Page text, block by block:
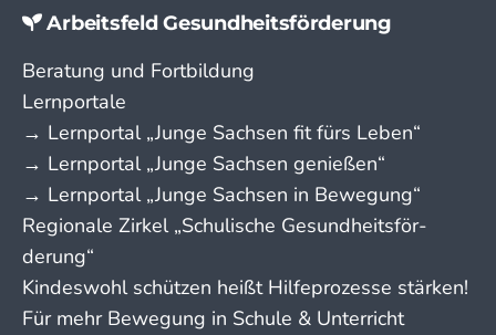
Arbeitsfeld Gesundheitsförderung
Beratung und Fortbildung
Lernportale
→ Lern­portal „Junge Sachsen fit fürs Leben“
→ Lern­portal „Junge Sachsen genießen“
→ Lern­portal „Junge Sachsen in Bewegung“
Regionale Zirkel „Schu­lische Gesund­­heits­­­för­­
derung“
Kindeswohl schützen heißt Hilfeprozesse stärken!
Für mehr Bewegung in Schule & Unterricht